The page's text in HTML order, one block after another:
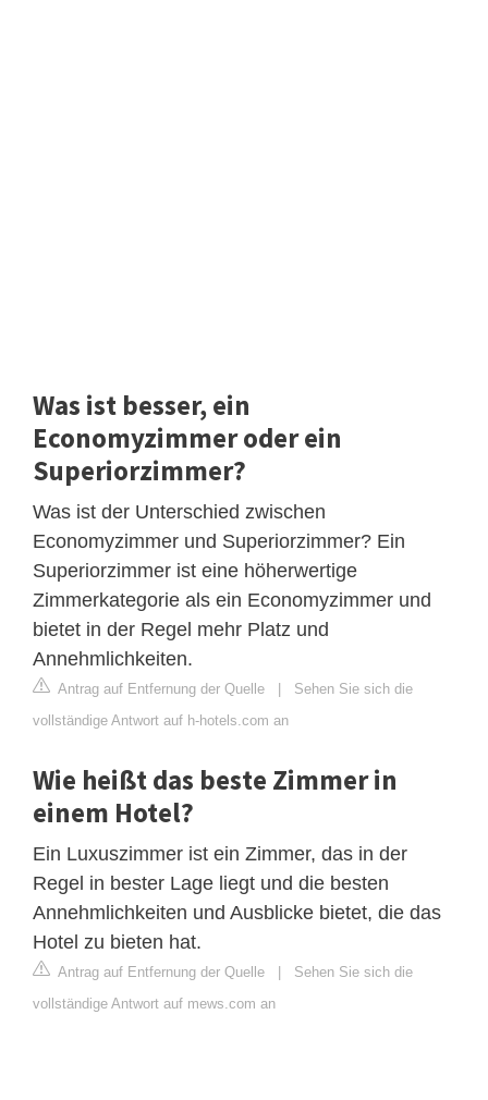
Was ist besser, ein
Economyzimmer oder ein
Superiorzimmer?
Was ist der Unterschied zwischen
Economyzimmer und Superiorzimmer? Ein
Superiorzimmer ist eine höherwertige
Zimmerkategorie als ein Economyzimmer und
bietet in der Regel mehr Platz und
Annehmlichkeiten.
Antrag auf Entfernung der Quelle
Sehen Sie sich die
vollständige Antwort auf h-hotels.com an
Wie heißt das beste Zimmer in
einem Hotel?
Ein Luxuszimmer ist ein Zimmer, das in der
Regel in bester Lage liegt und die besten
Annehmlichkeiten und Ausblicke bietet, die das
Hotel zu bieten hat.
Antrag auf Entfernung der Quelle
Sehen Sie sich die
vollständige Antwort auf mews.com an